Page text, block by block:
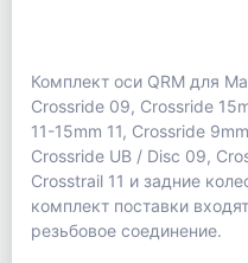
Комплект оси QRM для
Crossride 09, Crossride
11-15mm 11, Crossride
Crossride UB / Disc 09,
Crosstrail 11 и задние
комплект поставки
резьбовое соединение.